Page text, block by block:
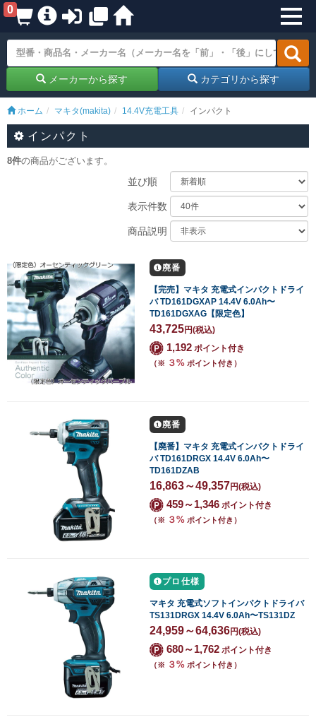
0
メーカーから探す カテゴリから探す
ホーム マキタ(makita) 14.4V充電工具 インパクト
インパクト
8件の商品がございます。
並び順
表示件数
商品説明
廃番
【完売】マキタ 充電式インパクトドライ
バ TD161DGXAP 14.4V 6.0Ah〜
TD161DGXAG【限定色】
43,725円(税込)
1,192 ポイント付き
（※ ３% ポイント付き）
廃番
【廃番】マキタ 充電式インパクトドライ
バ TD161DRGX 14.4V 6.0Ah〜
TD161DZAB
16,863～49,357円(税込)
459～1,346 ポイント付き
（※ ３% ポイント付き）
プロ仕様
マキタ 充電式ソフトインパクトドライバ
TS131DRGX 14.4V 6.0Ah〜TS131DZ
24,959～64,636円(税込)
680～1,762 ポイント付き
（※ ３% ポイント付き）